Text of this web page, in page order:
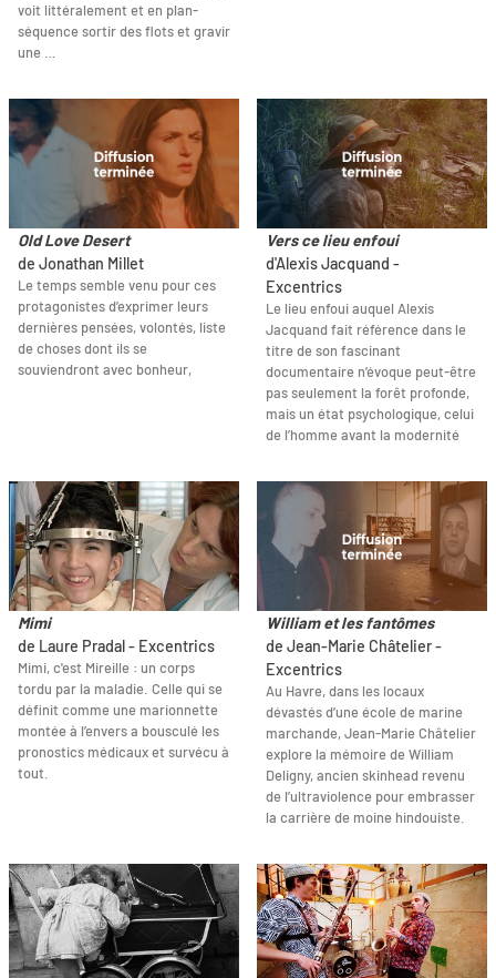
voit littéralement et en plan-
séquence sortir des flots et gravir
une …
Old Love Desert
de Jonathan Millet
Le temps semble venu pour ces
protagonistes d’exprimer leurs
dernières pensées, volontés, liste
de choses dont ils se
souviendront avec bonheur,
Vers ce lieu enfoui
d'Alexis Jacquand -
Excentrics
Le lieu enfoui auquel Alexis
Jacquand fait référence dans le
titre de son fascinant
documentaire n’évoque peut-être
pas seulement la forêt profonde,
mais un état psychologique, celui
de l’homme avant la modernité
Mimi
de Laure Pradal - Excentrics
Mimi, c'est Mireille : un corps
tordu par la maladie. Celle qui se
définit comme une marionnette
montée à l’envers a bousculé les
pronostics médicaux et survécu à
tout.
William et les fantômes
de Jean-Marie Châtelier -
Excentrics
Au Havre, dans les locaux
dévastés d’une école de marine
marchande, Jean-Marie Châtelier
explore la mémoire de William
Deligny, ancien skinhead revenu
de l’ultraviolence pour embrasser
la carrière de moine hindouiste.